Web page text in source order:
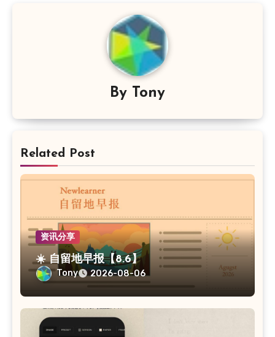
By Tony
Related Post
资讯分享
☀️ 自留地早报【8.6】
Tony 2026-08-06